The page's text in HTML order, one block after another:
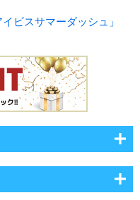
スサマーダッシュ」